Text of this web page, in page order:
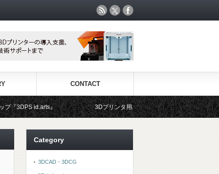
CONTACT
』 3Dプリンタ用材料専門ショップ『3DFS』では、世界中から選
Category
3DCAD・3DCG